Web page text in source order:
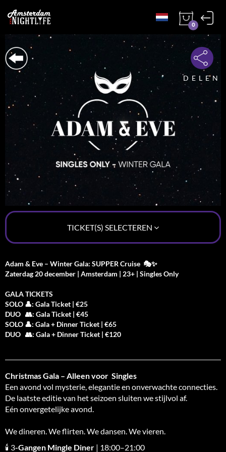
0
DELEN
Adam & Eve – Winter Gala: SUPPER Cruise 🎭✨
Zaterdag 20 december | Amsterdam | 23+ | Singles Only
GALA TICKETS
SOLO 👤: Gala Ticket | €25
DUO 👥: Gala Ticket | €45
SOLO 👤: Gala + Dinner Ticket | €65
DUO 👥: Gala + Dinner Ticket | €120
Christmas Gala – Alleen voor Singles
Een avond vol mysterie, elegantie en onverwachte connecties.
De laatste editie van het seizoen sluiten we stijlvol af.
Eén onvergetelijke avond.
We dineren. We flirten. We dansen. We vieren.
🕯 3-Gangen Mingle Diner | 18:00–21:00
TICKET(S) SELECTEREN